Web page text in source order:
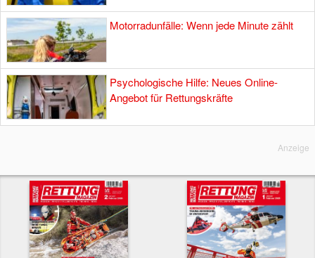
Motorradunfälle: Wenn jede Minute zählt
Psychologische Hilfe: Neues Online-
Angebot für Rettungskräfte
Anzeige